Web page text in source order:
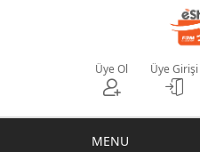
Üye Ol Üye Girişi